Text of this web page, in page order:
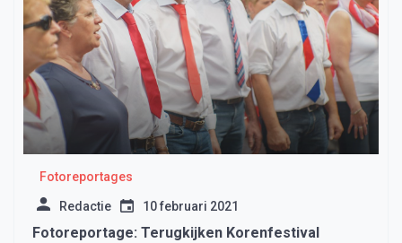
Fotoreportages
Redactie 10 februari 2021
Fotoreportage: Terugkijken Korenfestival